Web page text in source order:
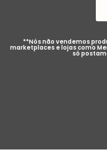
**Nós não vendemos
marketplaces e lojas como
só